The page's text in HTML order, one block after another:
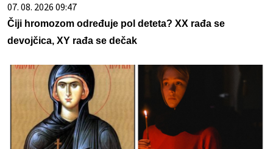
07. 08. 2026 09:47
Čiji hromozom određuje pol deteta? XX rađa se
devojčica, XY rađa se dečak